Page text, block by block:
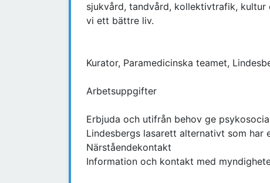
sjukvård, tandvård, kollektivtrafik, kultur
vi ett bättre liv.
Kurator, Paramedicinska teamet,
Arbetsuppgifter
Erbjuda och utifrån behov ge
Lindesbergs lasarett alternativt som
Närståendekontakt
Information och kontakt med